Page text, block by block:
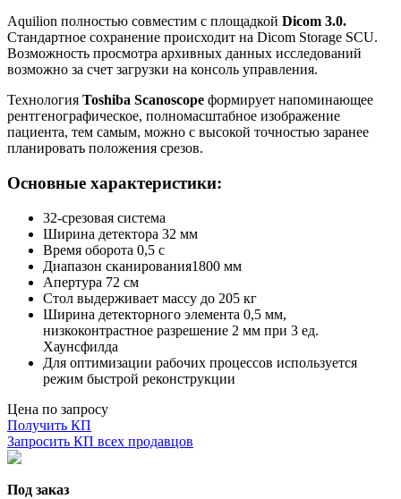
Aquilion полностью совместим с площадкой Dicom 3.0.
Стандартное сохранение происходит на Dicom Storage SCU.
Возможность просмотра архивных данных исследований
возможно за счет загрузки на консоль управления.
Технология Toshiba Scanoscope формирует напоминающее
рентгенографическое, полномасштабное изображение
пациента, тем самым, можно с высокой точностью заранее
планировать положения срезов.
Основные характеристики:
32-срезовая система
Ширина детектора 32 мм
Время оборота 0,5 с
Диапазон сканирования1800 мм
Апертура 72 см
Стол выдерживает массу до 205 кг
Ширина детекторного элемента 0,5 мм,
низкоконтрастное разрешение 2 мм при 3 ед.
Хаунсфилда
Для оптимизации рабочих процессов используется
режим быстрой реконструкции
Цена по запросу
Получить КП
Запросить КП всех продавцов
Под заказ